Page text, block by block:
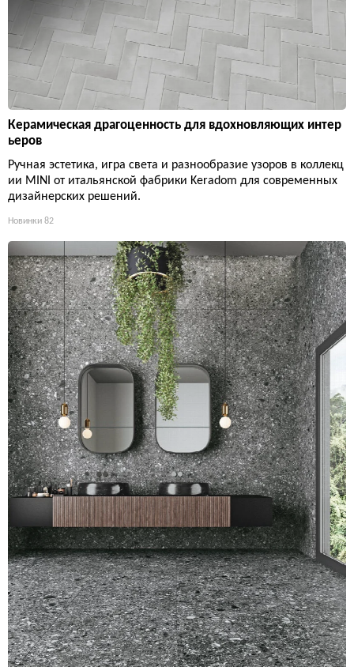
Керамическая драгоценность для вдохновляющих интер
ьеров
Ручная эстетика, игра света и разнообразие узоров в коллекц
ии MINI от итальянской фабрики Keradom для современных
дизайнерских решений.
Новинки 82